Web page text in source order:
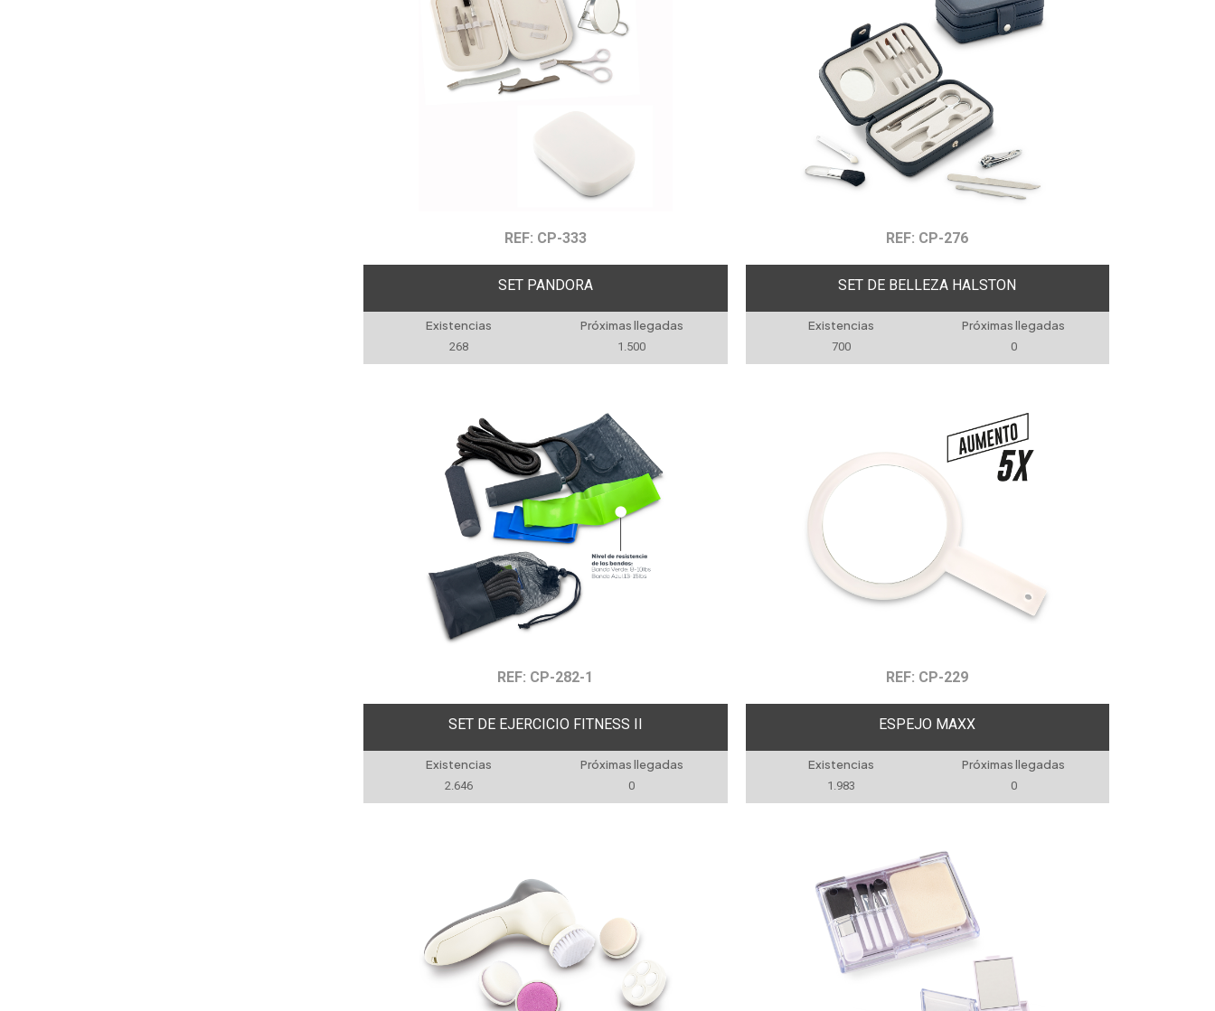
REF: CP-333
SET PANDORA
Existencias
268
Próximas llegadas
1.500
REF: CP-276
SET DE BELLEZA HALSTON
Existencias
700
Próximas llegadas
0
REF: CP-282-1
SET DE EJERCICIO FITNESS II
Existencias
2.646
Próximas llegadas
0
REF: CP-229
ESPEJO MAXX
Existencias
1.983
Próximas llegadas
0